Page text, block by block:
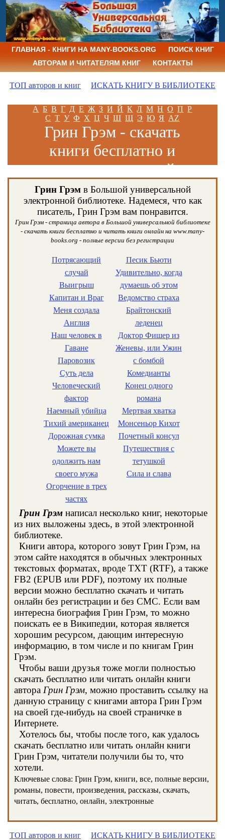
ГЛАВНАЯ - КНИГИ НА MANY-BOOKS.ORG
ПОИСК КНИГ
АВТОРАМ И ЧИТАТЕЛЯМ КНИГ
КОНТАКТЫ
ТОП авторов и книг ИСКАТЬ КНИГУ В БИБЛИОТЕКЕ
А Б В Г Д Е Ж З И Й К Л М Н О П Р
С Т У Ф Х Ц Ч Ш Щ Э Ю Я AZ
Грин Грэм - скачать
книги бесплатно и
читать книги онлайн
Грин Грэмв Большой универсальной
электронной библиотеке. Надемеся, что как
писатель, Грин Грэм вам понравится.
Грин Грэм - страница автора в Большой универсальной библиотеке
- скачать книги бесплатно и читать книги онлайн на www.many-
books.org - полные версии без регистрации
Потрясающий
случай
Выигрыш
Капитан и Враг
Меня создала
Англия
Наш человек в
Гаване
Паровозик
Суть дела
Человеческий
фактор
Наемный убийца
Тихий американец
Дорожная сумка
Можете вы
одолжить нам
своего мужа
Огорчение в трех
частях
Песик Бьюти
Удивительно, когда
думаешь об этом
Ведомство страха
Брайтонский
леденец
Доктор Фишер из
Женевы, или Ужин
с бомбой
Комедианты
Конец одного
романа
Мертвая хватка
Монсеньор Кихот
Почетный консул
Путешествия с
тетушкой
Сила и слава
Грин Грэм написал несколько книг, некоторые
из них выложены здесь, в этой электронной
библиотеке.
Книги автора, которого зовут Грин Грэм, на
этом сайте находятся в обычных электронных
текстовых форматах, вроде TXT (RTF), а также
FB2 (EPUB или PDF), поэтому их полные
версии можно бесплатно скачать и читать
онлайн без регистрации и без СМС. Если вам
интересна биография Грин Грэм, то можно
поискать ее в Википедии, которая является
хорошим ресурсом, дающим интересную
информацию, в том числе и по книгам Грин
Грэм.
Чтобы ваши друзья тоже могли полностью
скачать бесплатно или читать онлайн книги
автора Грин Грэм, можно проставить ссылку на
данную страницу с книгами автора Грин Грэм
на своей где-нибудь на своей страничке в
Интернете.
Хотелось бы, чтобы после того, как удалось
скачать бесплатно или читать онлайн книги
Грин Грэм, читатели получили бы то, что
хотели.
Ключевые слова: Грин Грэм, книги, все, полные версии,
романы, повести, произведения, рассказы, скачать,
читать, бесплатно, онлайн, электронные
ТОП авторов и книг ИСКАТЬ КНИГУ В БИБЛИОТЕКЕ